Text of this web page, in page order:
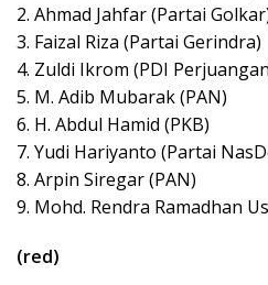
2. Ahmad Jahfar (Partai
3. Faizal Riza (Partai Gerindra)
4. Zuldi Ikrom (PDI
5. M. Adib Mubarak (PAN)
6. H. Abdul Hamid (PKB)
7. Yudi Hariyanto (Partai
8. Arpin Siregar (PAN)
9. Mohd. Rendra Ramadhan
(red)